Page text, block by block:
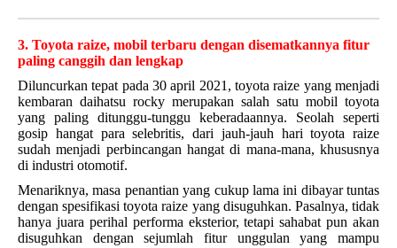
3. Toyota raize, mobil terbaru dengan disematkannya fitur
paling canggih dan lengkap
Diluncurkan tepat pada 30 april 2021, toyota raize yang menjadi
kembaran daihatsu rocky merupakan salah satu mobil toyota
yang paling ditunggu-tunggu keberadaannya. Seolah seperti
gosip hangat para selebritis, dari jauh-jauh hari toyota raize
sudah menjadi perbincangan hangat di mana-mana, khususnya
di industri otomotif.
Menariknya, masa penantian yang cukup lama ini dibayar tuntas
dengan spesifikasi toyota raize yang disuguhkan. Pasalnya, tidak
hanya juara perihal performa eksterior, tetapi sahabat pun akan
disuguhkan dengan sejumlah fitur unggulan yang mampu